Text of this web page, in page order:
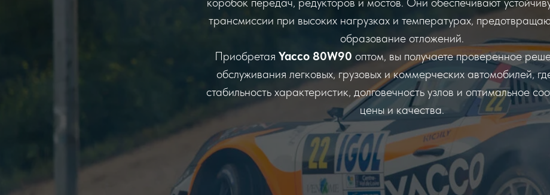
трансмиссии при высоких нагрузках и температурах,
образование отложений.
Приобретая Yacco 80W90 оптом, вы получаете проверенное
обслуживания легковых, грузовых и коммерческих автомобилей,
стабильность характеристик, долговечность узлов и оптимальное
цены и качества.